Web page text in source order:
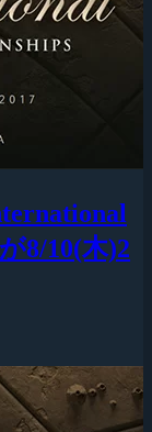
8/10(木)2